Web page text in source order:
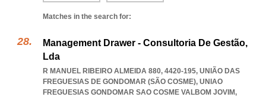
Matches in the search for:
Management Drawer - Consultoria De Gestão,
Lda
R MANUEL RIBEIRO ALMEIDA 880, 4420-195, UNIÃO DAS
FREGUESIAS DE GONDOMAR (SÃO COSME), UNIAO
FREGUESIAS GONDOMAR SAO COSME VALBOM JOVIM,